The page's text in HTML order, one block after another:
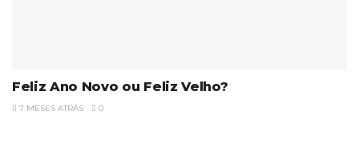
Feliz Ano Novo ou Feliz Velho?
7 MESES ATRÁS 0